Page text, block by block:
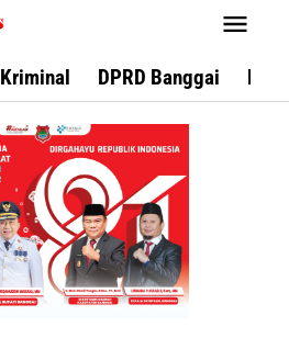
Kriminal DPRD Banggai